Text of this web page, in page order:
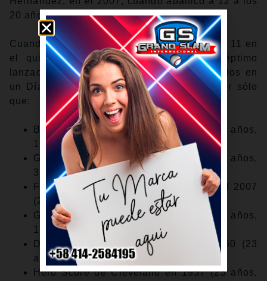
20 años y 359 días de edad.
Cuando Misiorowski registró su ponche Nro. 11 en
el quinto episodio, se convirtió en el séptimo
lanzador más joven con 10 o más abanicados en
un Día Inaugural desde 1900, siendo mayor sólo
que:
Bob Feller de Cleveland en 1939 (20 años,
169 días)
Gary Nolan de los Rojos en 1969 (20 años,
315 días)
Félix Hernández de los Marineros en el 2007
(20 años, 359 días)
Gary Bell de Cleveland en 1960 (23 años,
154 días)
Don Drysdale de los Dodgers en 1960 (23
años, 264 días)
Herb Score de Cleveland en 1957 (23 años,